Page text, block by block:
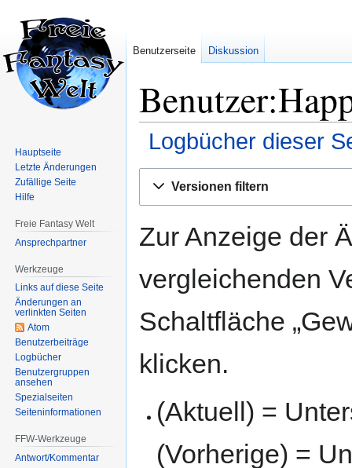
Logbücher dieser
Navigation
Suche
Versionen filtern
Zur Anzeige der
vergleichenden
Schaltfläche
klicken.
(Aktuell) =
(Vorherige) =
Benutzerseite Diskussion
Hauptseite
Letzte Änderungen
Zufällige Seite
Hilfe
Freie Fantasy Welt
Ansprechpartner
Werkzeuge
Links auf diese Seite
Änderungen an
verlinkten Seiten
Atom
Benutzerbeiträge
Logbücher
Benutzergruppen
ansehen
Spezialseiten
Seiten­informationen
FFW-Werkzeuge
Antwort/Kommentar